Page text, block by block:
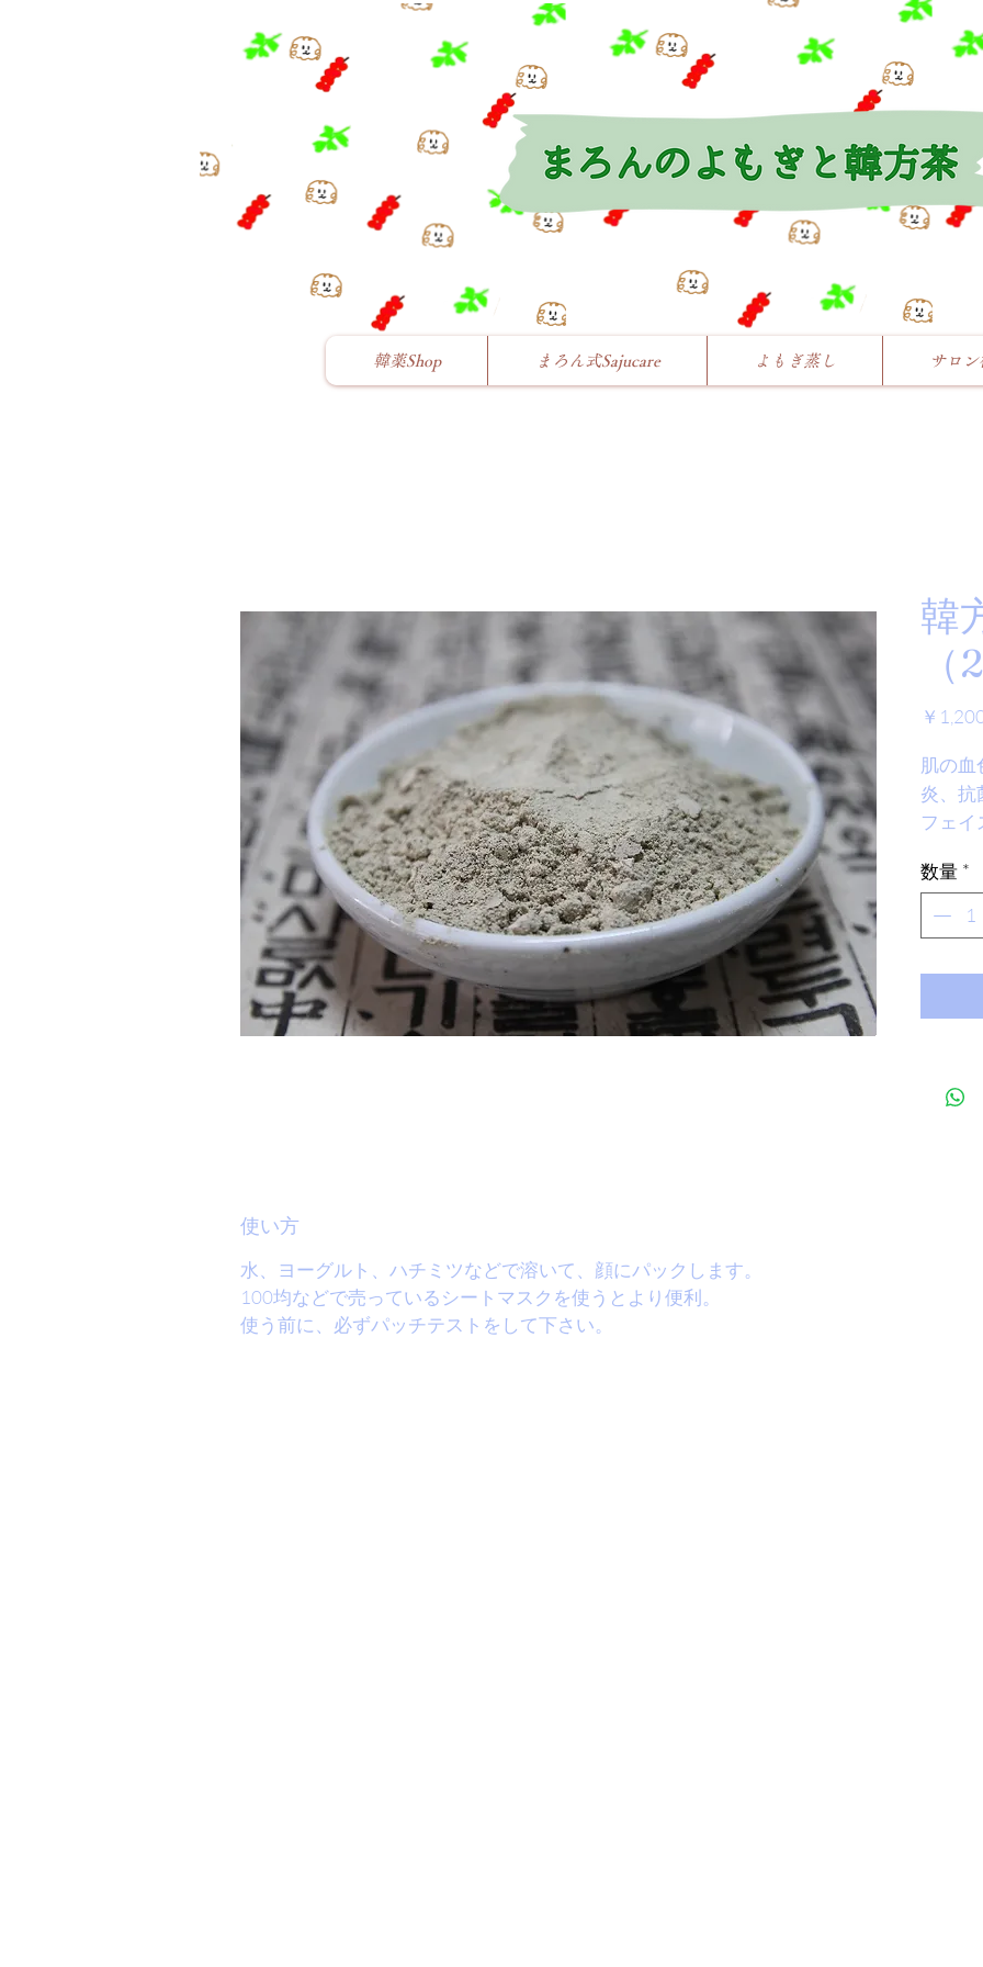
韓薬Shop まろん式Sajucare よもぎ蒸し サロ
韓
（
￥
肌の血
炎、抗
フェイ
数量 *
使い方
水、ヨーグルト、ハチミツなどで溶いて、顔にパックします。
100均などで売っているシートマスクを使うとより便利。
使う前に、必ずパッチテストをして下さい。